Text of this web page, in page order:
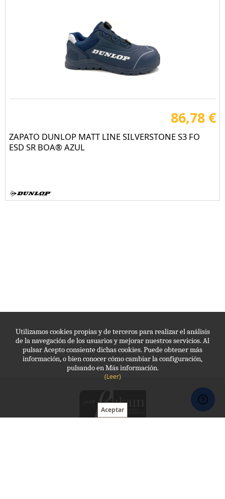
Utilizamos cookies propias y de terceros para realizar el análisis
de la navegación de los usuarios y mejorar nuestros servicios. Al
pulsar Acepto consiente dichas cookies. Puede obtener más
información, o bien conocer cómo cambiar la configuración,
pulsando en Más información.
(Leer)
86,78 €
ZAPATO DUNLOP MATT LINE SILVERSTONE S3 FO
ESD SR BOA® AZUL